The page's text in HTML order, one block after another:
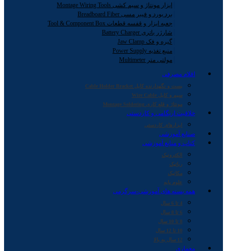
ابزار مونتاژ و سیم کشی Montage Wiring Tools
برد بورد و فیبر مسی Breadboard Fiber
جعبه ابزار و قفسه قطعات Tool & Component Box
شارژر باتری Battery Charger
گیره و فک Jaw Clamp
منبع تغذیه Power Supply
مولتی متر Multimeter
اقلام مصرفی
بست و نگهدارنده کابل Cable Holder Bracket
سیم و کابل Wire Cable
مونتاژ و قلع کاری Montage Soldering
خلاقیت اریگامی و کاردستی
ابزارهای کاردستی
صنایع آموزشی
کتاب و منابع آموزشی
الکترونیک
رباتیک
مکانیک
علوم پایه
همه بسته های آموزشی-سرگرمی
4 تا 6 سال
6 تا 8 سال
8 تا 10 سال
10 تا 12 سال
12 سال به بالا
معماری